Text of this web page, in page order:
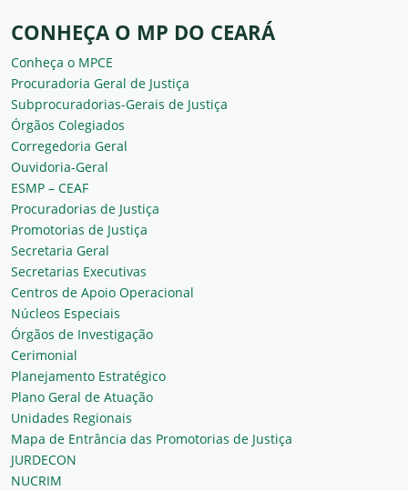
CONHEÇA O MP DO CEARÁ
Conheça o MPCE
Procuradoria Geral de Justiça
Subprocuradorias-Gerais de Justiça
Órgãos Colegiados
Corregedoria Geral
Ouvidoria-Geral
ESMP – CEAF
Procuradorias de Justiça
Promotorias de Justiça
Secretaria Geral
Secretarias Executivas
Centros de Apoio Operacional
Núcleos Especiais
Órgãos de Investigação
Cerimonial
Planejamento Estratégico
Plano Geral de Atuação
Unidades Regionais
Mapa de Entrância das Promotorias de Justiça
JURDECON
NUCRIM